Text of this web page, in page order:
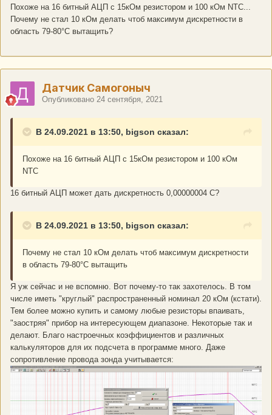
Похоже на 16 битный АЦП с 15кОм резистором и 100 кОм NTC...
Почему не стал 10 кОм делать чтоб максимум дискретности в
область 79-80°С вытащить?
Датчик Самогоныч
Опубликовано 24 сентября, 2021
В 24.09.2021 в 13:50, bigson сказал:
Похоже на 16 битный АЦП с 15кОм резистором и 100 кОм
NTC
16 битный АЦП может дать дискретность 0,00000004 С?
В 24.09.2021 в 13:50, bigson сказал:
Почему не стал 10 кОм делать чтоб максимум дискретности
в область 79-80°С вытащить
Я уж сейчас и не вспомню. Вот почему-то так захотелось. В том
числе иметь "круглый" распространенный номинал 20 кОм (кстати).
Тем более можно купить и самому любые резисторы впаивать,
"заостряя" прибор на интересующем диапазоне. Некоторые так и
делают. Благо настроечных коэффициентов и различных
калькуляторов для их подсчета в программе много. Даже
сопротивление провода зонда учитывается: